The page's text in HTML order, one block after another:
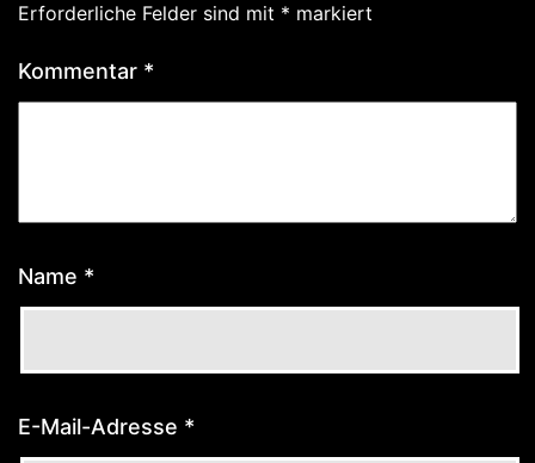
Erforderliche Felder sind mit * markiert
Kommentar *
Name *
E-Mail-Adresse *